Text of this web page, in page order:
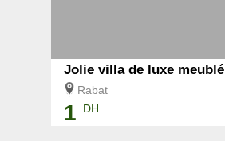
Jolie villa de luxe meublé
Rabat
1 DH